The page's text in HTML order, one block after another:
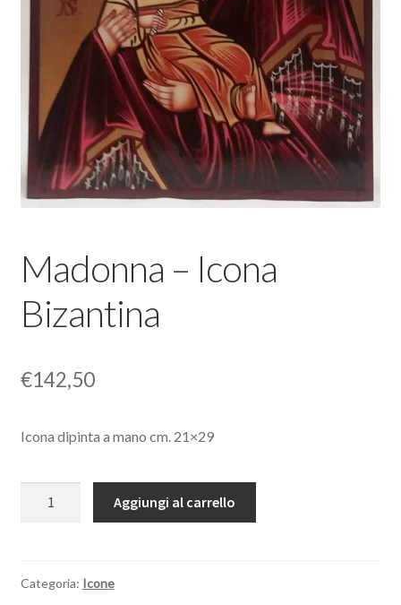
Madonna – Icona
Bizantina
€142,50
Icona dipinta a mano cm. 21×29
quantità
Aggiungi al carrello
Categoria: Icone